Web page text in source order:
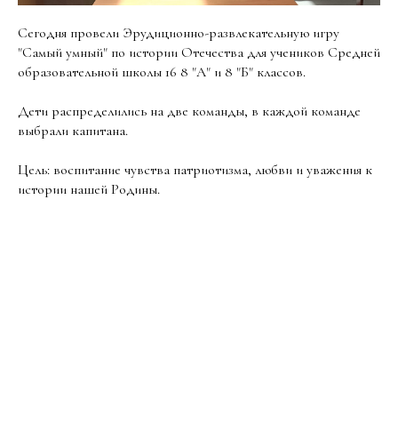
Сегодня провели Эрудиционно-развлекательную игру
"Самый умный" по истории Отечества для учеников Средней
образовательной школы 16 8 "А" и 8 "Б" классов.
Дети распределились на две команды, в каждой команде
выбрали капитана.
Цель: воспитание чувства патриотизма, любви и уважения к
истории нашей Родины.